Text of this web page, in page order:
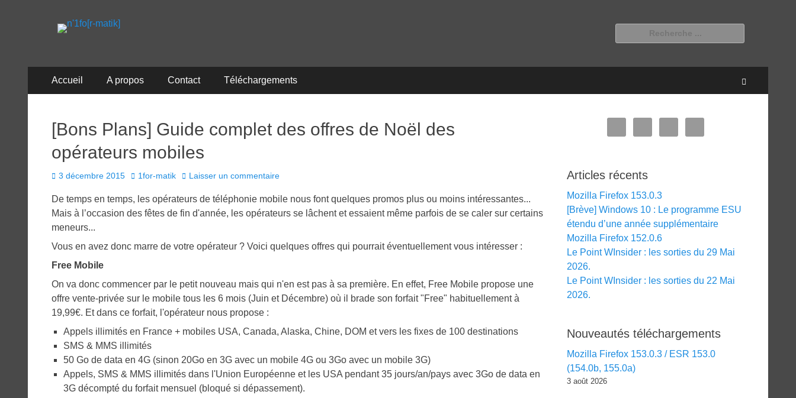
n'1fo[r-matik]
Pour les nymphos d'infos en info…
Menu
principal
Accueil A propos Contact Téléchargements
[Bons Plans] Guide complet des offres de Noël des
opérateurs mobiles
Posted
3 décembre 2015 Author
1for-matik Laisser un commentaire
De temps en temps, les opérateurs de téléphonie mobile nous font quelques promos plus ou moins intéressantes...
Mais à l’occasion des fêtes de fin d'année, les opérateurs se lâchent et essaient même parfois de se caler sur certains
meneurs...
Vous en avez donc marre de votre opérateur ? Voici quelques offres qui pourrait éventuellement vous intéresser :
Free Mobile
On va donc commencer par le petit nouveau mais qui n'en est pas à sa première. En effet, Free Mobile propose une
offre vente-privée sur le mobile tous les 6 mois (Juin et Décembre) où il brade son forfait "Free" habituellement à
19,99€. Et dans ce forfait, l'opérateur nous propose :
Appels illimités en France + mobiles USA, Canada, Alaska, Chine, DOM et vers les fixes de 100 destinations
SMS & MMS illimités
50 Go de data en 4G (sinon 20Go en 3G avec un mobile 4G ou 3Go avec un mobile 3G)
Appels, SMS & MMS illimités dans l'Union Européenne et les USA pendant 35 jours/an/pays avec 3Go de data en
3G décompté du forfait mensuel (bloqué si dépassement).
Articles récents
Mozilla Firefox 153.0.3
[Brève] Windows 10 : Le programme ESU
étendu d’une année supplémentaire
Mozilla Firefox 152.0.6
Le Point WInsider : les sorties du 29 Mai
2026.
Le Point WInsider : les sorties du 22 Mai
2026.
Nouveautés téléchargements
Mozilla Firefox 153.0.3 / ESR 153.0
(154.0b, 155.0a)
3 août 2026